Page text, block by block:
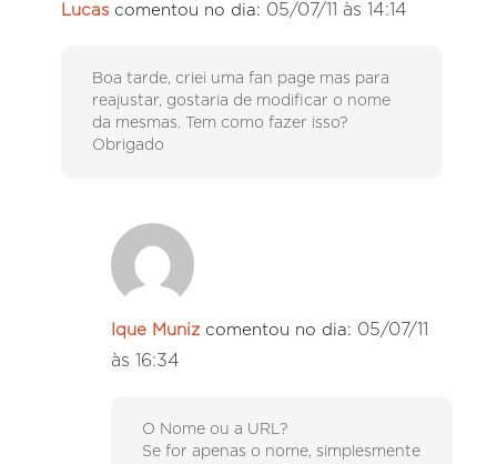
Lucas comentou no dia: 05/07/11 às 14:14
Boa tarde, criei uma fan page mas para
reajustar, gostaria de modificar o nome
da mesmas. Tem como fazer isso?
Obrigado
Ique Muniz comentou no dia: 05/07/11
às 16:34
O Nome ou a URL?
Se for apenas o nome, simplesmente